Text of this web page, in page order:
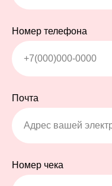
Номер телефона
Почта
Номер чека